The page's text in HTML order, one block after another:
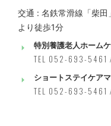
交通 : 名鉄常滑線「柴
より徒歩1分
特別養護老人ホーム
TEL 052-693-
ショートステイケア
TEL 052-693-